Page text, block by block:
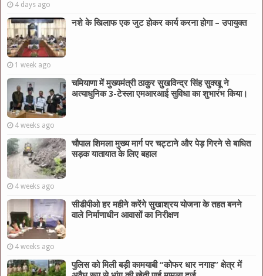
4 days ago
नशे के खिलाफ एक जुट होकर कार्य करना होगा – उपायुक्त
1 week ago
चमियाणा में मुख्यमंत्री ठाकुर सुखविन्द्र सिंह सुक्खू ने
अत्याधुनिक 3-टेस्ला एमआरआई सुविधा का शुभारंभ किया।
4 weeks ago
चौपाल शिमला मुख्य मार्ग पर चट्टाने और पेड़ गिरने से बाधित
सड़क यातायात के लिए बहाल
4 weeks ago
सीडीपीओ हर महीने करेंगे सुखाश्रय योजना के तहत बनने
वाले निर्माणाधीन आवासों का निरीक्षण
4 weeks ago
पुलिस को मिली बड़ी कामयाबी “कोफर धार नगाह” क्षेत्र में